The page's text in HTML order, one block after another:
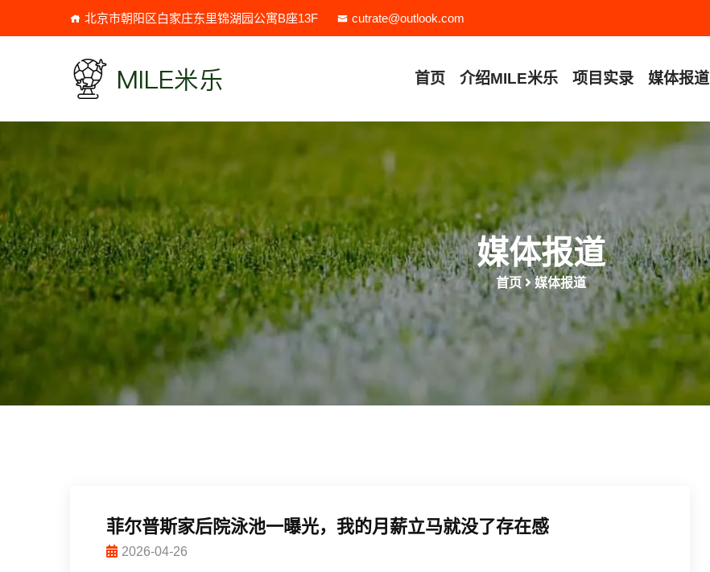
北京市朝阳区白家庄东里锦湖园公寓B座13F cutrate@outlook.com
首页 介绍MILE米乐 项目实录 媒体报道
媒体报道
首页 媒体报道
菲尔普斯家后院泳池一曝光，我的月薪立马就没了存在感
2026-04-26